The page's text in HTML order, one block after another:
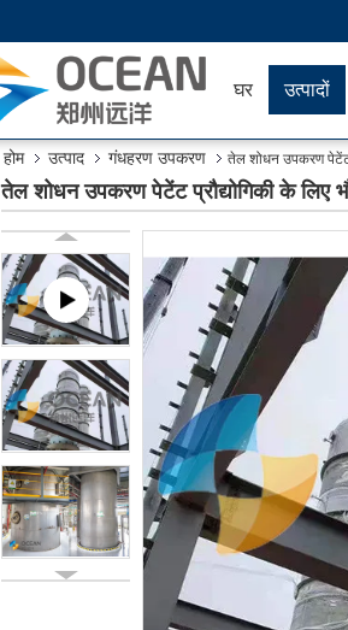
घर उत्पादों
होम उत्पाद गंधहरण उपकरण तेल शोधन उपकरण
तेल शोधन उपकरण पेटेंट प्रौद्योगिकी के